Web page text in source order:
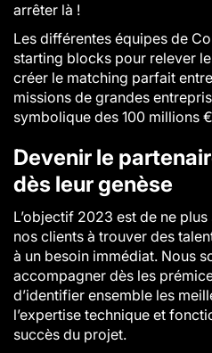
arrêter là !
Les différentes équipes de
starting blocks pour relever
créer le matching parfait
missions de grandes
symbolique des 100 millions
Devenir le
dès leur genèse
L’objectif 2023 est de ne
nos clients à trouver des
à un besoin immédiat. Nous
accompagner dès les
d’identifier ensemble les
l’expertise technique et
succès du projet.